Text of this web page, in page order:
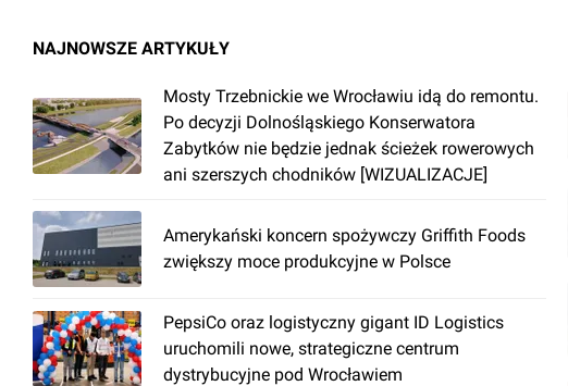
NAJNOWSZE ARTYKUŁY
Mosty Trzebnickie we Wrocławiu idą do remontu.
Po decyzji Dolnośląskiego Konserwatora
Zabytków nie będzie jednak ścieżek rowerowych
ani szerszych chodników [WIZUALIZACJE]
Amerykański koncern spożywczy Griffith Foods
zwiększy moce produkcyjne w Polsce
PepsiCo oraz logistyczny gigant ID Logistics
uruchomili nowe, strategiczne centrum
dystrybucyjne pod Wrocławiem